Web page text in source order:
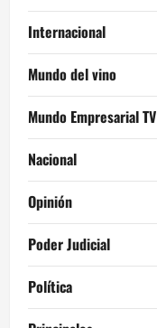
Internacional
Mundo del vino
Mundo Empresarial TV
Nacional
Opinión
Poder Judicial
Política